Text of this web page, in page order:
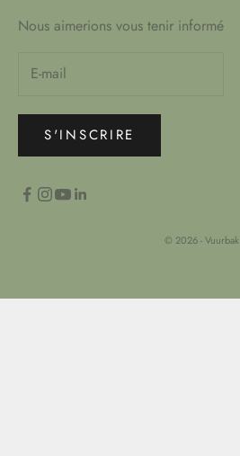
Nous aimerions vous tenir informé
S'INSCRIRE
© 2026 - Vuurbak